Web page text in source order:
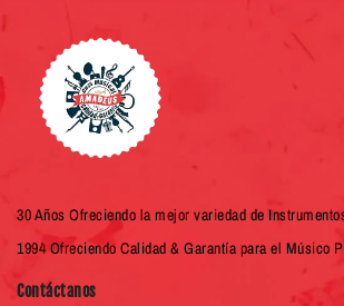
30 Años Ofreciendo la mejor variedad de
1994 Ofreciendo Calidad & Garantía para el Músico
Contáctanos